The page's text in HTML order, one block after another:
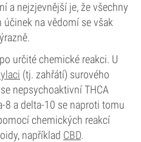
a nejzjevnější je, že všechny
na vědomí se však
určité chemické reakci. U
(tj. zahřátí) surového
nepsychoaktivní THCA
8 a delta-10 se naproti tomu
chemických reakcí
například CBD.